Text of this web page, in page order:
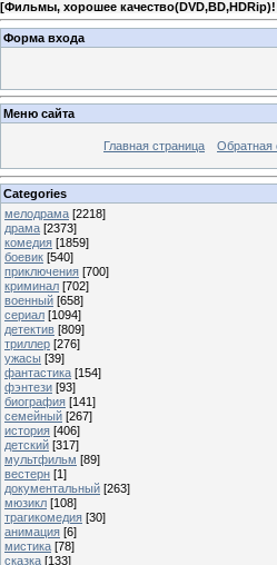
[Фильмы, хорошее качество(DVD,BD,HDRip)!
Форма входа
Меню сайта
Главная страница Обратная
Categories
мелодрама [2218]
драма [2373]
комедия [1859]
боевик [540]
приключения [700]
криминал [702]
военный [658]
сериал [1094]
детектив [809]
триллер [276]
ужасы [39]
фантастика [154]
фэнтези [93]
биография [141]
семейный [267]
история [406]
детский [317]
мультфильм [89]
вестерн [1]
документальный [263]
мюзикл [108]
трагикомедия [30]
анимация [6]
мистика [78]
сказка [133]